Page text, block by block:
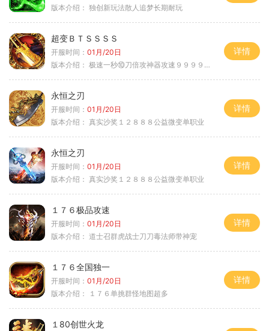
版本介绍： 独创新玩法散人追梦长期耐玩
超变ＢＴＳＳＳＳ
开服时间： 01月/20日
版本介绍： 极速一秒⑩刀倍攻神器攻速９９９９①挑
详情
永恒之刃
开服时间： 01月/20日
版本介绍： 真实沙奖１２８８８公益微变单职业
详情
永恒之刃
开服时间： 01月/20日
版本介绍： 真实沙奖１２８８８公益微变单职业
详情
１７６极品攻速
开服时间： 01月/20日
版本介绍： 道士召群虎战士刀刀毒法师带神宠
详情
１７６全国独一
开服时间： 01月/20日
版本介绍：
１７６单挑群怪地图超多
详情
１80创世火龙